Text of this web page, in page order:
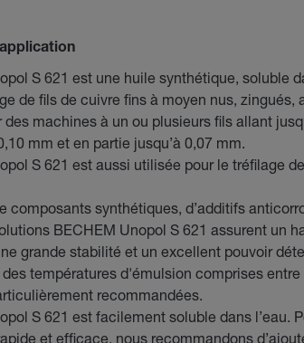
S 621 est une huile synthétique, soluble
de fils de cuivre fins à moyen nus, zingués,
des machines à un ou plusieurs fils allant
mm et en partie jusqu’à 0,07 mm.
S 621 est aussi utilisée pour le tréfilage
composants synthétiques, d’additifs
BECHEM Unopol S 621 assurent un
grande stabilité et un excellent pouvoir
températures d'émulsion comprises entre
recommandées.
S 621 est facilement soluble dans l’eau.
et efficace, nous recommandons